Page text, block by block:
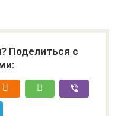
Поделиться с